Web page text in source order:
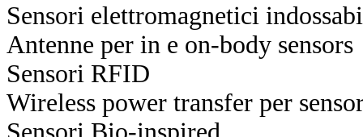
Sensori elettromagnetici
Antenne per in e on-body sensors
Sensori RFID
Wireless power transfer per